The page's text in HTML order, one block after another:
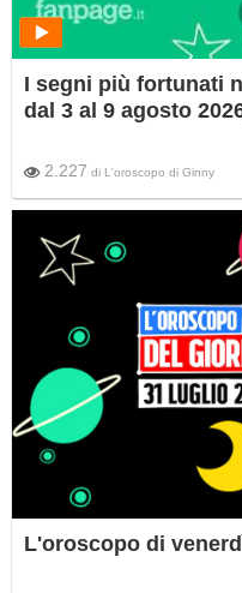
I segni più fortunati
dal 3 al 9 agosto
2.227 di L'oroscopo di Ginny
L'oroscopo di